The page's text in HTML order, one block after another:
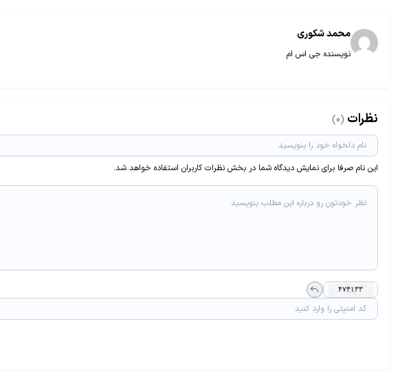
محمد شکوری
نویسنده جی اس ام
نظرات (0)
این نام صرفا برای نمایش دیدگاه شما در بخش نظرات کاربران استفاده خواهد شد.